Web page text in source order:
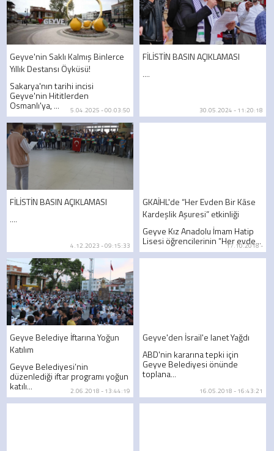
Geyve'nin Saklı Kalmış Binlerce
Yıllık Destansı Öyküsü!
Sakarya'nın tarihi incisi
Geyve'nin Hititlerden
Osmanlı'ya, ... 5.04.2025 - 00:03:50
FİLİSTİN BASIN AÇIKLAMASI
....
30.05.2024 - 11:20:18
FİLİSTİN BASIN AÇIKLAMASI
....
4.12.2023 - 09:15:33
GKAİHL'de “Her Evden Bir Kāse
Kardeşlik Aşuresi” etkinliği
Geyve Kız Anadolu İmam Hatip
Lisesi öğrencilerinin “Her evde...
17.10.2018 -
Geyve Belediye İftarına Yoğun
Katılım
Geyve Belediyesi’nin
düzenlediği iftar programı yoğun
katılı... 2.06.2018 - 13:44:19
Geyve'den İsrail'e lanet Yağdı
ABD'nin kararına tepki için
Geyve Belediyesi önünde
toplana...
16.05.2018 - 16:43:21